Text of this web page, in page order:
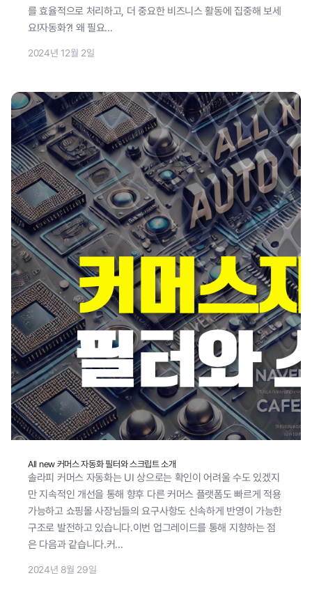
를 효율적으로 처리하고, 더 중요한 비즈니스 활동에 집중해 보세
요!자동화?! 왜 필요...
2024년 12월 2일
All new 커머스 자동화 필터와 스크립트 소개
솔라피 커머스 자동화는 UI 상으로는 확인이 어려울 수도 있겠지
만 지속적인 개선을 통해 향후 다른 커머스 플랫폼도 빠르게 적용
가능하고 쇼핑몰 사장님들의 요구사항도 신속하게 반영이 가능한
구조로 발전하고 있습니다.이번 업그레이드를 통해 지향하는 점
은 다음과 같습니다.커...
2024년 8월 29일